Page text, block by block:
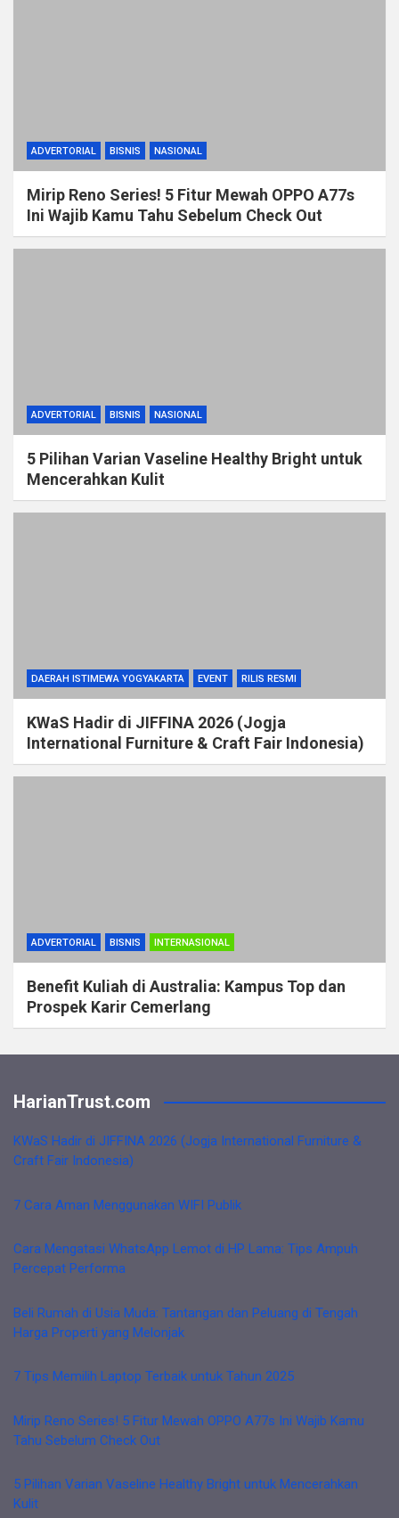
ADVERTORIAL BISNIS NASIONAL
Mirip Reno Series! 5 Fitur Mewah OPPO A77s
Ini Wajib Kamu Tahu Sebelum Check Out
ADVERTORIAL BISNIS NASIONAL
5 Pilihan Varian Vaseline Healthy Bright untuk
Mencerahkan Kulit
DAERAH ISTIMEWA YOGYAKARTA EVENT RILIS RESMI
KWaS Hadir di JIFFINA 2026 (Jogja
International Furniture & Craft Fair Indonesia)
ADVERTORIAL BISNIS INTERNASIONAL
Benefit Kuliah di Australia: Kampus Top dan
Prospek Karir Cemerlang
HarianTrust.com
KWaS Hadir di JIFFINA 2026 (Jogja International Furniture &
Craft Fair Indonesia)
7 Cara Aman Menggunakan WIFI Publik
Cara Mengatasi WhatsApp Lemot di HP Lama: Tips Ampuh
Percepat Performa
Beli Rumah di Usia Muda: Tantangan dan Peluang di Tengah
Harga Properti yang Melonjak
7 Tips Memilih Laptop Terbaik untuk Tahun 2025
Mirip Reno Series! 5 Fitur Mewah OPPO A77s Ini Wajib Kamu
Tahu Sebelum Check Out
5 Pilihan Varian Vaseline Healthy Bright untuk Mencerahkan
Kulit